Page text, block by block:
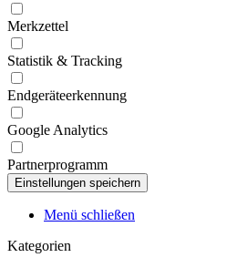
Merkzettel
Statistik & Tracking
Endgeräteerkennung
Google Analytics
Partnerprogramm
Menü schließen
Kategorien